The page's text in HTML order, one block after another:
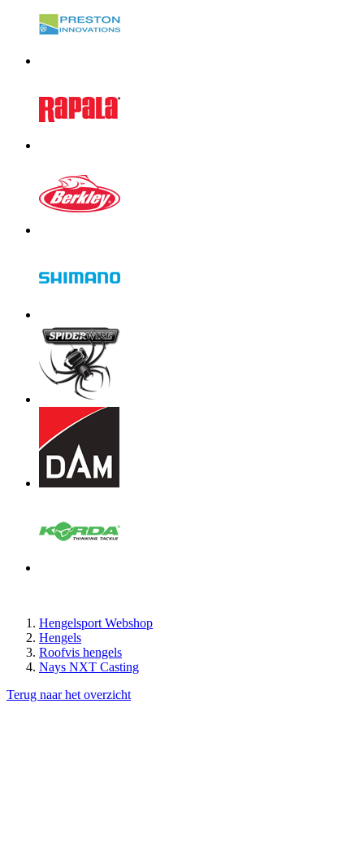
Hengelsport Webshop
Hengels
Roofvis hengels
Nays NXT Casting
Terug naar het overzicht